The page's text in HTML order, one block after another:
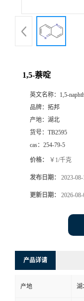
1,5-萘啶
英文名称： 1,5-
品牌： 拓邦
产地： 湖北
货号： TB2595
cas： 254-79-5
价格： ￥1/千克
发布日期： 2023-08-
更新日期： 2026-08-
产品详请
产地 湖